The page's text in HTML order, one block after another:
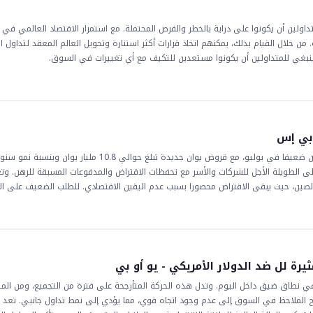
أن يكونوا على دراية بالخطر والفرص المحتملة. مع استمرار الاقتصاد العالمي في
من خلال القيام بذلك، يمكنهم اتخاذ قرارات أكثر استنارة وتحويل العالم المعقد
وينبغي للمتداولين أن يكونوا مستعدين للتكيف مع أي تغييرات في السوق.
بي إس
توقعت أبحاث مجموعة دي بي إس أن يبقى الطلب على الائتمان في الصين ضعيفا في يوليو، مع قروض يوان جديدة تبلغ حوالي 10.8 مليار يوان
المتوسطة إلى الطويلة الأجل للشركات والأسر مع تحفظات الاقتراض والمدفوعات المسبقة
حيث يبقى الاقتراض محصورا بسبب عدم اليقين الاقتصادي. للطلب الضعيف على
أن يؤدي انخفاض الطلب على الائتمان إلى انخفاض في السيولة، مما يمكن أن
للمتداولين مراقبة اتجاهات الطلب على الائتمان والسيولة في الصين، لأنها يمكن أن
سيما للعملات التي تُتاجر بكثرة مع اليوان. وبالتالي، يجب على المتداولين
كبير على الاقتصاد العالمي.
لل ضد الدولار الأمريكي - يو أو بي
نطاق ضيق داخل اليوم. وتدل هذه الحركة المتأرجحة على فترة من التجميع، ومن
6.7450 و 6.7550. يشير الزخم المسطح الملاحظ في السوق إلى عدم وجود اتجاه قوي، مما يؤدي إلى نمط تداول